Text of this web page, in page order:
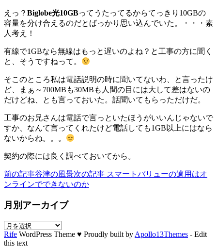
えっ？ Biglobe光10GBってうたってるからてっきり10GBの
容量を分け合えるのだとばっかり思い込んでいた。・・・素
人考え！
有線で1GBなら無線はもっと遅いのよね？と工事の方に聞く
と、そうですねって。
そこのところ私は電話説明の時に聞いてないわ、と言ったけ
ど、まぁ～700MBも30MBも人間の目には大して差はないの
だけどね、とも言っておいた。話聞いてもらっただけだ。
工事のお兄さんは電話で言っといたほうがいいんじゃないで
すか、なんて言ってくれたけど電話しても1GB以上にはなら
ないからね。。。
契約の際には良く調べておいてから。
前の記事谷津の風景次の記事 スマートバリューの適用はオ
ンラインでできないのか
月別アーカイブ
月
別
ア
Rife WordPress Theme ♥ Proudly built by Apollo13Themes - Edit
this text